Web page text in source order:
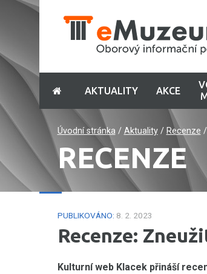
AKTUALITY AKCE
Úvodní stránka/ Aktuality/ Recenze /
RECENZE
PUBLIKOVÁNO: 8. 2. 2023
Recenze:
Kulturní web Klacek přináší